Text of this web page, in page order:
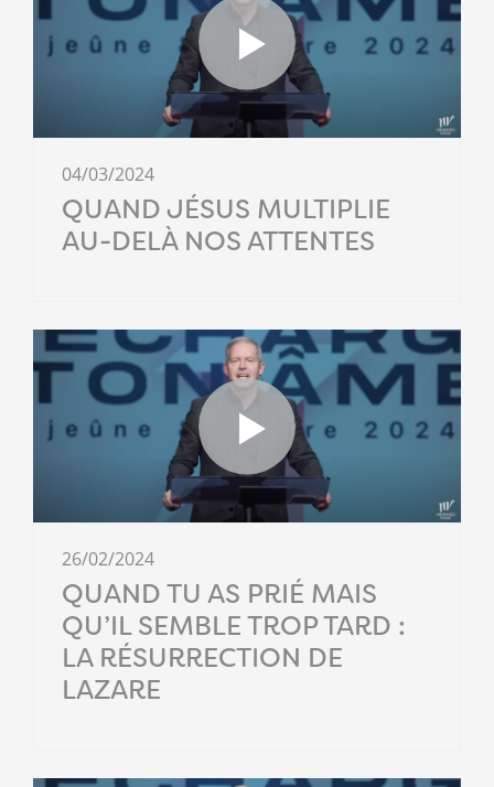
04/03/2024
QUAND JÉSUS MULTIPLIE
AU-DELÀ NOS ATTENTES
26/02/2024
QUAND TU AS PRIÉ MAIS
QU’IL SEMBLE TROP TARD :
LA RÉSURRECTION DE
LAZARE